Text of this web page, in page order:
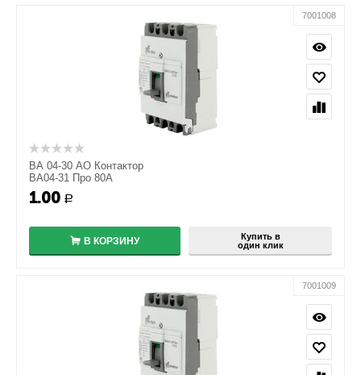
7001008
ВА 04-30 АО Контактор
ВА04-31 Про 80А
1.00 Р
В КОРЗИНУ
Купить в
один клик
7001009